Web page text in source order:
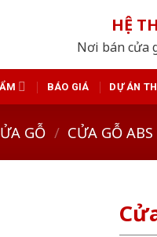
HỆ
Nơi bán cửa
BÁO GIÁ DỰ ÁN
GỖ / CỬA GỖ